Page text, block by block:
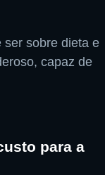
ser sobre dieta e
capaz de
para a